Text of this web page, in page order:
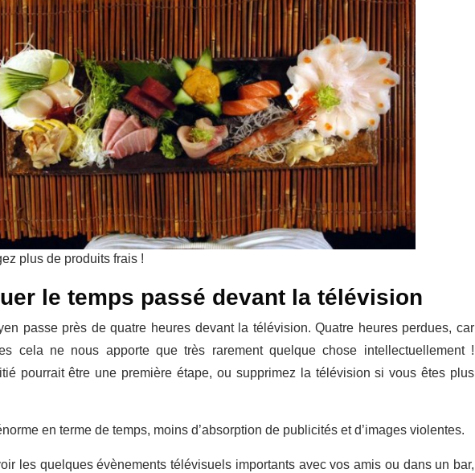
plus de produits frais !
le temps passé devant la télévision
passe près de quatre heures devant la télévision. Quatre heures perdues, car
cela ne nous apporte que très rarement quelque chose intellectuellement !
pourrait être une première étape, ou supprimez la télévision si vous êtes plus
en terme de temps, moins d’absorption de publicités et d’images violentes.
les quelques évènements télévisuels importants avec vos amis ou dans un bar,